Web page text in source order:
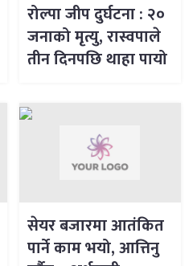
रोल्पा जीप दुर्घटना : २०
जनाको मृत्यु, रास्वपाले
तीन दिनपछि थाहा पायो
सेयर बजारमा आतंकित
पार्ने काम भयो, आत्तिनु